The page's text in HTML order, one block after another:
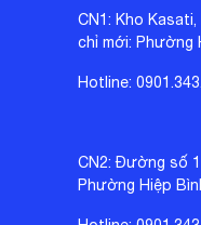
CN1: Kho Kasati,
chỉ mới: Phường
Hotline:
CN2: Đường số
Phường Hiệp